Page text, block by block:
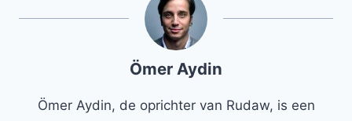
Ömer Aydin
Ömer Aydin, de oprichter van Rudaw, is een